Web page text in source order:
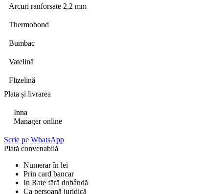
Arcuri ranforsate 2,2 mm
Thermobond
Bumbac
Vatelină
Flizelină
Plata și livrarea
Inna
Manager online
Scrie pe WhatsApp
Plată convenabilă
Numerar în lei
Prin card bancar
In Rate fără dobândă
Ca persoană juridică